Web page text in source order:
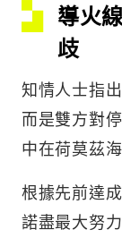
導火
歧
知情人士指
而是雙方對
中在荷莫茲
根據先前達
諾盡最大努